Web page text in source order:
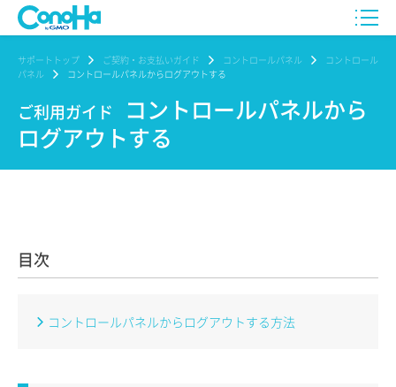
サポートトップ ご契約・お支払いガイド コントロールパネル
コントロール
パネル
コントロールパネルからログアウトする
ご利用ガイド
コントロールパネルから
ログアウトする
目次
コントロールパネルからログアウトする方法